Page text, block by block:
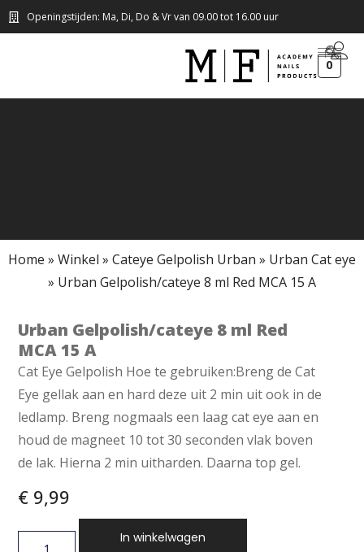
Openingstijden: Ma, Di, Do & Vr van 09.00 tot 16.00 uur
0
Home » Winkel » Cateye Gelpolish Urban » Urban Cat eye
» Urban Gelpolish/cateye 8 ml Red MCA 15 A
Urban Gelpolish/cateye 8 ml Red
MCA 15 A
Cat Eye Gelpolish Hoe te gebruiken:Breng de Cat
Eye gellak aan en hard deze uit 2 min uit ook in de
ledlamp. Breng nogmaals een laag cat eye aan en
houd de magneet 10 tot 30 seconden vlak boven
de lak. Hierna 2 min uitharden. Daarna top gel.
€ 9,99
In winkelwagen